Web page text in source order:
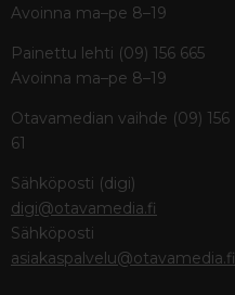
Avoinna ma–pe 8–19
Painettu lehti (09) 156 665
Avoinna ma–pe 8–19
Otavamedian vaihde (09) 156
61
Sähköposti (digi)
digi@otavamedia.fi
Sähköposti
asiakaspalvelu@otavamedia.fi